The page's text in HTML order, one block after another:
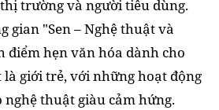
trường và người tiêu dùng.
gian "Sen – Nghệ thuật và
điểm hẹn văn hóa dành cho
là giới trẻ, với những hoạt động
nghệ thuật giàu cảm hứng.